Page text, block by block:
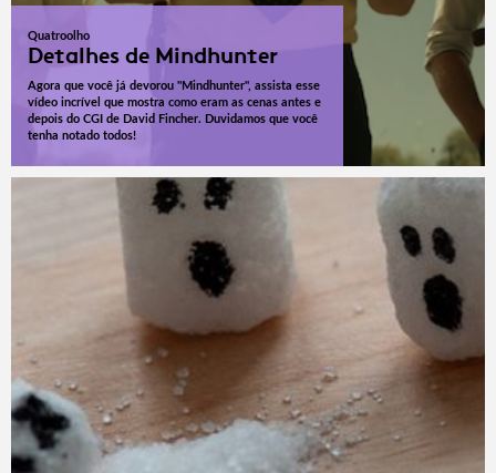
Quatroolho
Detalhes de Mindhunter
Agora que você já devorou "Mindhunter", assista esse
vídeo incrível que mostra como eram as cenas antes e
depois do CGI de David Fincher. Duvidamos que você
tenha notado todos!